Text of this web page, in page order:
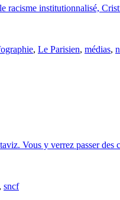
institutionnalisé,
, Le Parisien, médias,
Vous y verrez passer des
, sncf